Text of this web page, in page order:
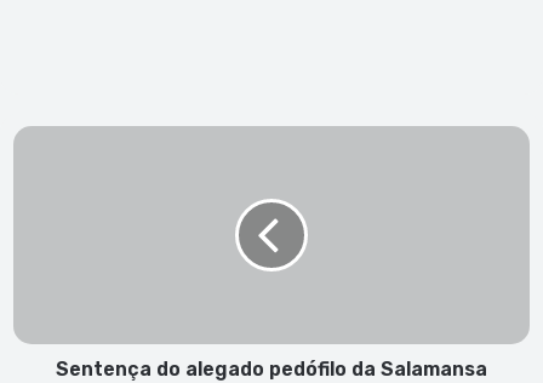
Sentença
4
Sentença do alegado pedófilo da Salamansa